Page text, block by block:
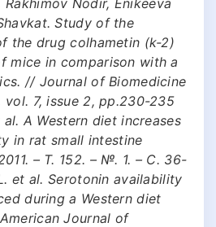
Study of the
the drug colhametin (k-2)
mice in comparison with a
// Journal of Biomedicine
7, issue 2, pp.230-235
al. A Western diet increases
in rat small intestine
– Т. 152. – №. 1. – С. 36-
et al. Serotonin availability
during a Western diet
Journal of